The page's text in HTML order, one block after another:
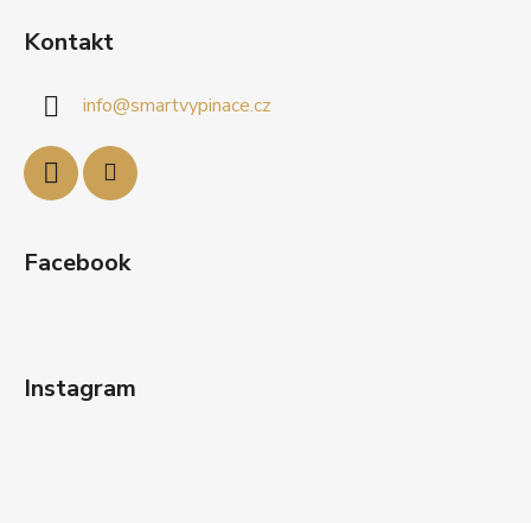
Kontakt
info@smartvypinace.cz
Facebook
Instagram